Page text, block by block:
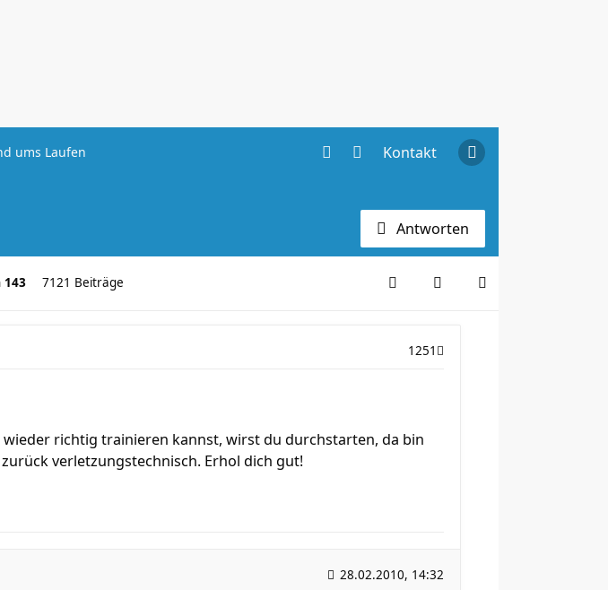
Kontakt
ums Laufen
Antworten
143 7121 Beiträge
1251
richtig trainieren kannst, wirst du durchstarten, da bin
verletzungstechnisch. Erhol dich gut!
28.02.2010, 14:32